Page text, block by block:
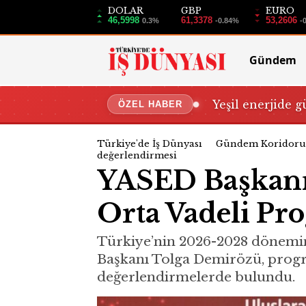
DOLAR
46,5998 0.3%
GBP
61,3378 -0.84%
EURO
53,2606 -
Gündem
ÖZEL HABER Yeşil enerjide
Türkiye'de İş Dünyası
Gündem Koridoru
değerlendirmesi
YASED
Orta Vadeli
Türkiye’nin 2026-2028
Başkanı Tolga Demirözü,
değerlendirmelerde bulundu.